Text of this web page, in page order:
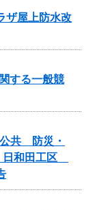
ザ屋上防水改
する一般競
公共 防災・
日和田工区